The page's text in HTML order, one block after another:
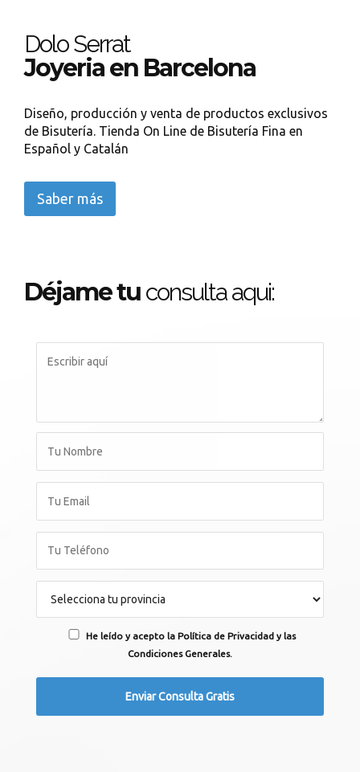
Dolo Serrat
Joyeria en Barcelona
Diseño, producción y venta de productos exclusivos
de Bisutería. Tienda On Line de Bisutería Fina en
Español y Catalán
Saber más
Déjame tu consulta aqui:
He leído y acepto la Política de Privacidad y las
Condiciones Generales.